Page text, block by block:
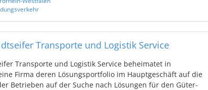
Transporte und Logistik Service
Transporte und Logistik Service beheimatet in
Firma deren Lösungsportfolio im Hauptgeschäft auf die
Betrieben auf der Suche nach Lösungen für den Güter-